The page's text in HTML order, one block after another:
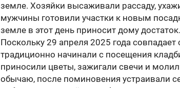
земле. Хозяйки высаживали рассаду,
мужчины готовили участки к новым
земле в этот день приносит дому достаток.
Поскольку 29 апреля 2025 года совпадает
традиционно начинали с посещения
приносили цветы, зажигали свечи и
обычаю, после поминовения устраивали